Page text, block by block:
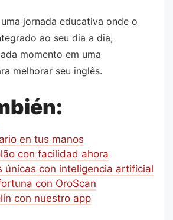
jornada educativa onde o
ao seu dia a dia,
momento em uma
melhorar seu inglês.
en tus manos
con facilidad ahora
únicas con inteligencia artificial
con OroScan
con nuestro app